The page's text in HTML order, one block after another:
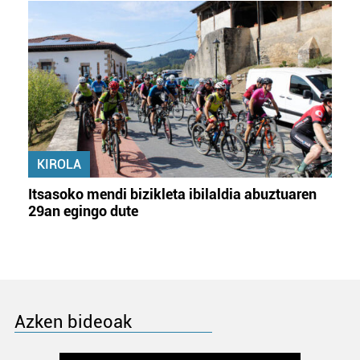
KIROLA
Itsasoko mendi bizikleta ibilaldia abuztuaren
29an egingo dute
Azken bideoak